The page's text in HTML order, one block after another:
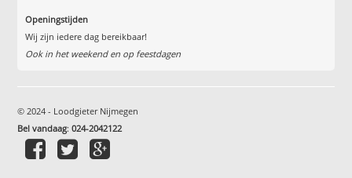
Openingstijden
Wij zijn iedere dag bereikbaar!
Ook in het weekend en op feestdagen
© 2024 - Loodgieter Nijmegen
Bel vandaag:024-2042122